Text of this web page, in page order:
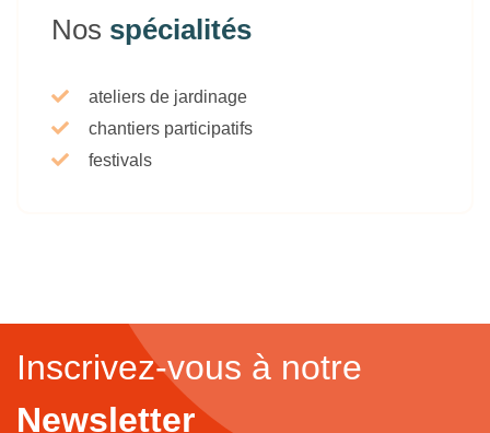
Nos spécialités
ateliers de jardinage
chantiers participatifs
festivals
Inscrivez-vous à notre
Newsletter